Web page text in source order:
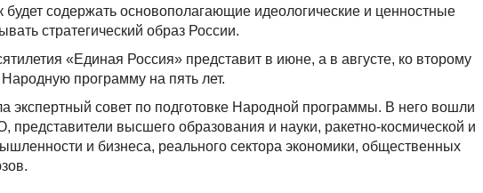
будет содержать основополагающие идеологические и ценностные
стратегический образ России.
«Единая Россия» представит в июне, а в августе, ко второму
программу на пять лет.
экспертный совет по подготовке Народной программы. В него вошли
представители высшего образования и науки, ракетно-космической и
и бизнеса, реального сектора экономики, общественных